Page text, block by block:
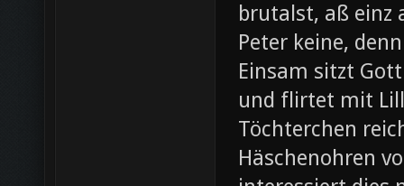
brutalst, aß einz
Peter keine,
Einsam sitzt
und flirtet mit
Töchterchen
Häschenohren